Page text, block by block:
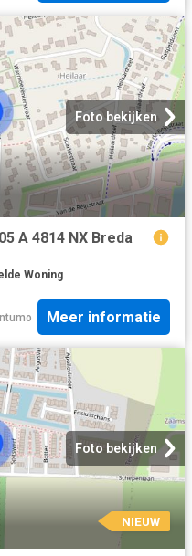
Foto bekijken
A 4814 NX Breda
Woning
Meer informatie
Foto bekijken
NIEUW